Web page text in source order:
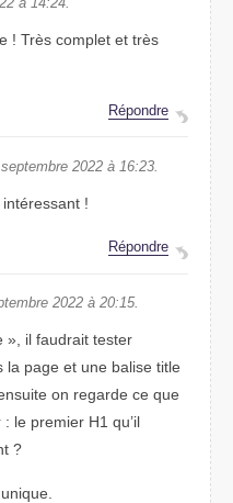
! Très complet et très
Répondre
2022 à 16:23.
!
Répondre
2022 à 20:15.
», il faudrait tester
la page et une balise title
on regarde ce que
le premier H1 qu’il
?